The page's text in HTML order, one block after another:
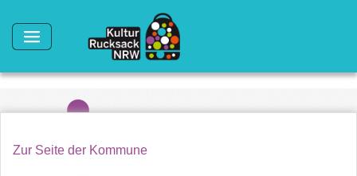
Zur Seite der Kommune